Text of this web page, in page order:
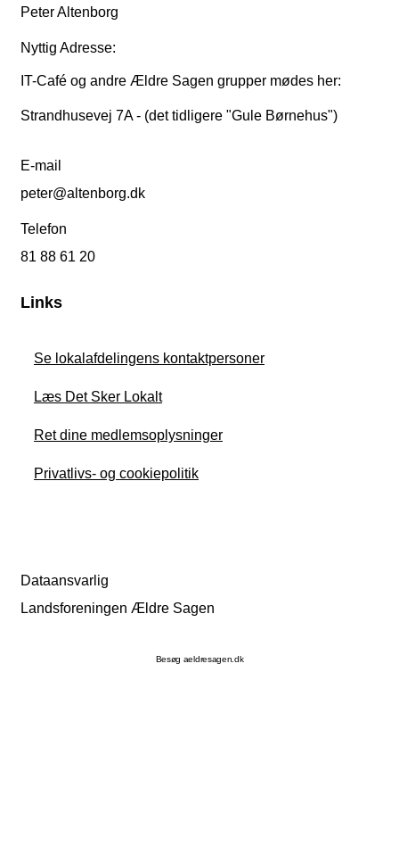
Peter Altenborg
Nyttig Adresse:
IT-Café og andre Ældre Sagen grupper mødes her:
Strandhusevej 7A - (det tidligere "Gule Børnehus")
E-mail
peter@altenborg.dk
Telefon
81 88 61 20
Links
Se lokalafdelingens kontaktpersoner
Læs Det Sker Lokalt
Ret dine medlemsoplysninger
Privatlivs- og cookiepolitik
Dataansvarlig
Landsforeningen Ældre Sagen
Besøg aeldresagen.dk